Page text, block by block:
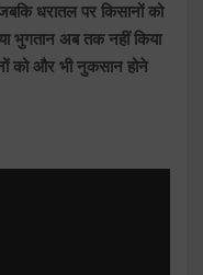
धरातल पर किसानों को
भुगतान अब तक नहीं किया
को और भी नुकसान होने